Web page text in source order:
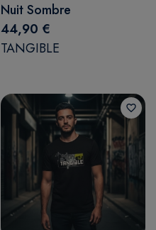
Nuit Sombre
44,90 €
TANGIBLE
favorite_border